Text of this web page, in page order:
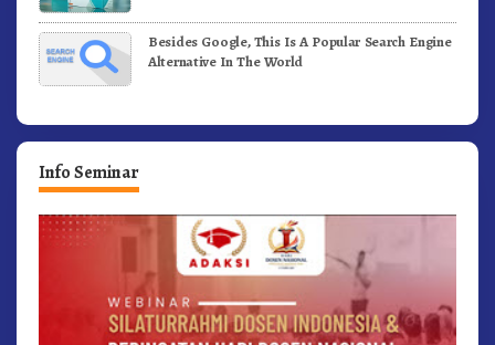
Besides Google, This Is A Popular Search Engine
Alternative In The World
Info Seminar